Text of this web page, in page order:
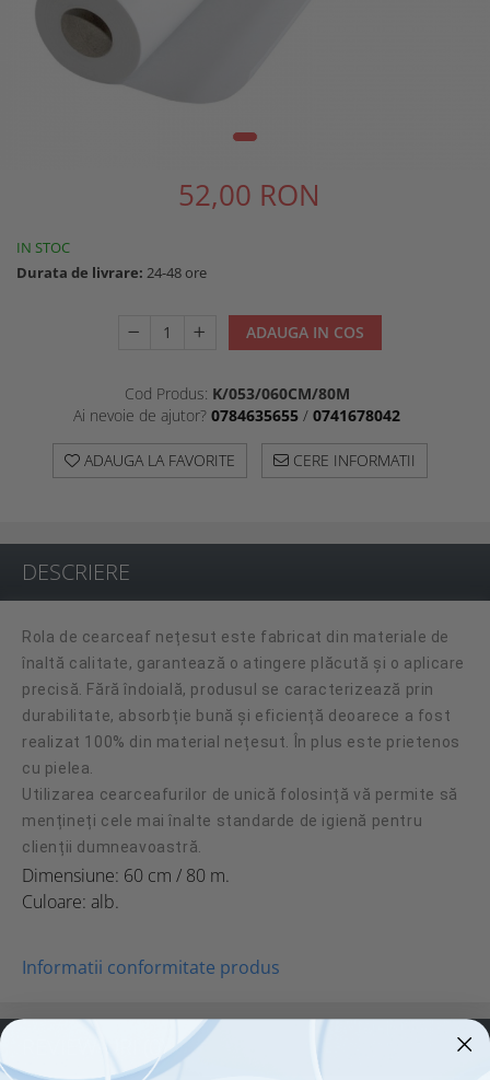
Anti Age 45+
Ten Sensibil + Contur Ochi Si
Unitate De Spalare
Produse Pentru Corp
Scaune Pentru Coafor
52,00 RON
IN STOC
Durata de livrare: 24-48 ore
ADAUGA IN COS
Cod Produs: K/053/060CM/80M
Ai nevoie de ajutor? 0784635655 / 0741678042
ADAUGA LA FAVORITE CERE INFORMATII
DESCRIERE
Rola de cearceaf nețesut este fabricat din materiale de
înaltă calitate, garantează o atingere plăcută și o aplicare
precisă. Fără îndoială, produsul se caracterizează prin
durabilitate, absorbție bună și eficiență deoarece a fost
realizat 100% din material nețesut. În plus este prietenos
cu pielea.
Utilizarea cearceafurilor de unică folosință vă permite să
mențineți cele mai înalte standarde de igienă pentru
clienții dumneavoastră.
Dimensiune: 60 cm / 80 m.
Culoare: alb.
Informatii conformitate produs